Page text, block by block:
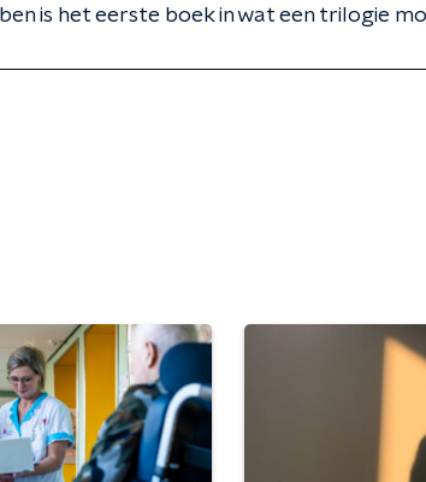
is het eerste boek in wat een trilogie